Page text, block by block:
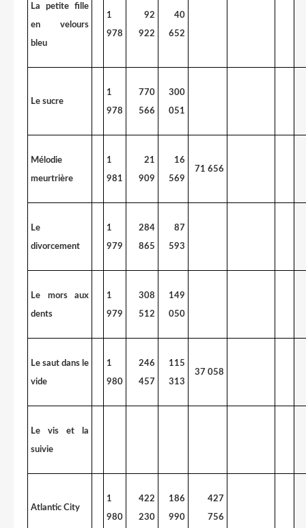
La petite fille
en velours
bleu
1
978
92
922
40
652
Le sucre
1
978
770
566
300
051
Mélodie
meurtrière
1
981
21
909
16
569
71 656
Le
divorcement
1
979
284
865
87
593
Le mors aux
dents
1
979
308
512
149
050
Le saut dans le
vide
1
980
246
457
115
313
37 058
Le vis et la
suivie
Atlantic City
1
980
422
230
186
990
427
756